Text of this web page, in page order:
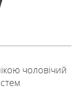
чоловічий